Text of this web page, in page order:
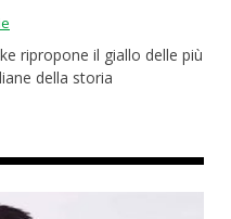
ripropone il giallo delle più
della storia